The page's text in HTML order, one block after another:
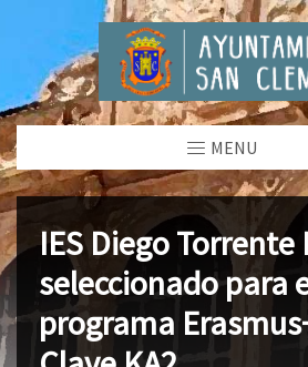
MENU
IES Diego Torrente
seleccionado para
programa